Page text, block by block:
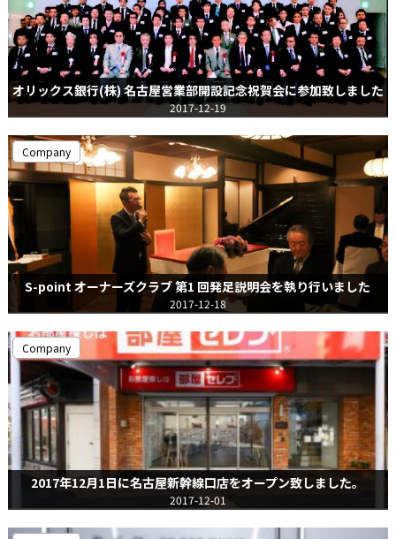
オリックス銀行(株) 名古屋営業部開設記念祝賀会に参加致しました
2017-12-19
Company
S-point オーナーズクラブ 第1 回発足説明会を執り行いました
2017-12-18
Company
2017年12月1日に名古屋新幹線口店をオープン致しました。
2017-12-01